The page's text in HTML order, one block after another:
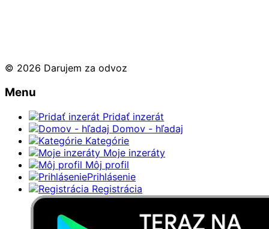
© 2026 Darujem za odvoz
Menu
Pridať inzerát
Domov - hľadaj
Kategórie
Moje inzeráty
Môj profil
Prihlásenie
Registrácia